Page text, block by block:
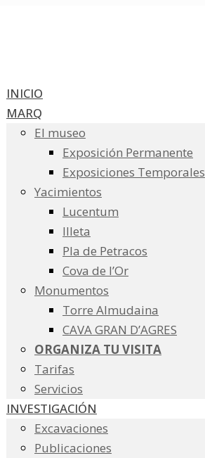
INICIO
MARQ
El museo
Exposición Permanente
Exposiciones Temporales
Yacimientos
Lucentum
Illeta
Pla de Petracos
Cova de l’Or
Monumentos
Torre Almudaina
CAVA GRAN D’AGRES
ORGANIZA TU VISITA
Tarifas
Servicios
INVESTIGACIÓN
Excavaciones
Publicaciones